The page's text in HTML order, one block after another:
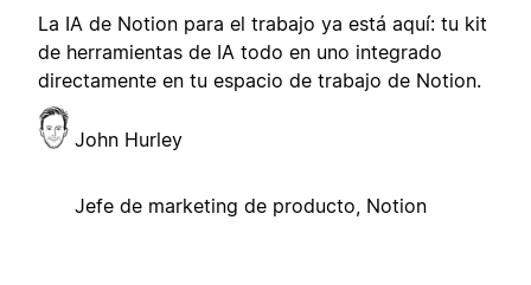
La IA de Notion para el trabajo ya está aquí: tu kit
de herramientas de IA todo en uno integrado
directamente en tu espacio de trabajo de Notion.
John Hurley
Jefe de marketing de producto, Notion